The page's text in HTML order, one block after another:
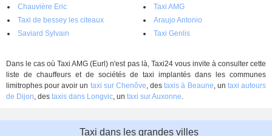
Chauvière Eric
Taxi AMG
Taxi de bessey les citeaux
Araujo Antonio
Saviard Sylvain
Taxi Genlis
Dans le cas où Taxi AMG (Eurl) n'est pas là, Taxi24 vous invite à consulter cette
liste de chauffeurs et de sociétés de taxi implantés dans les communes
limitrophes pour avoir un taxi sur Chenôve, destaxis à Beaune, un taxi autours
de Dijon, des taxis dans Longvic, un taxi sur Auxonne.
Taxi dans les grandes villes